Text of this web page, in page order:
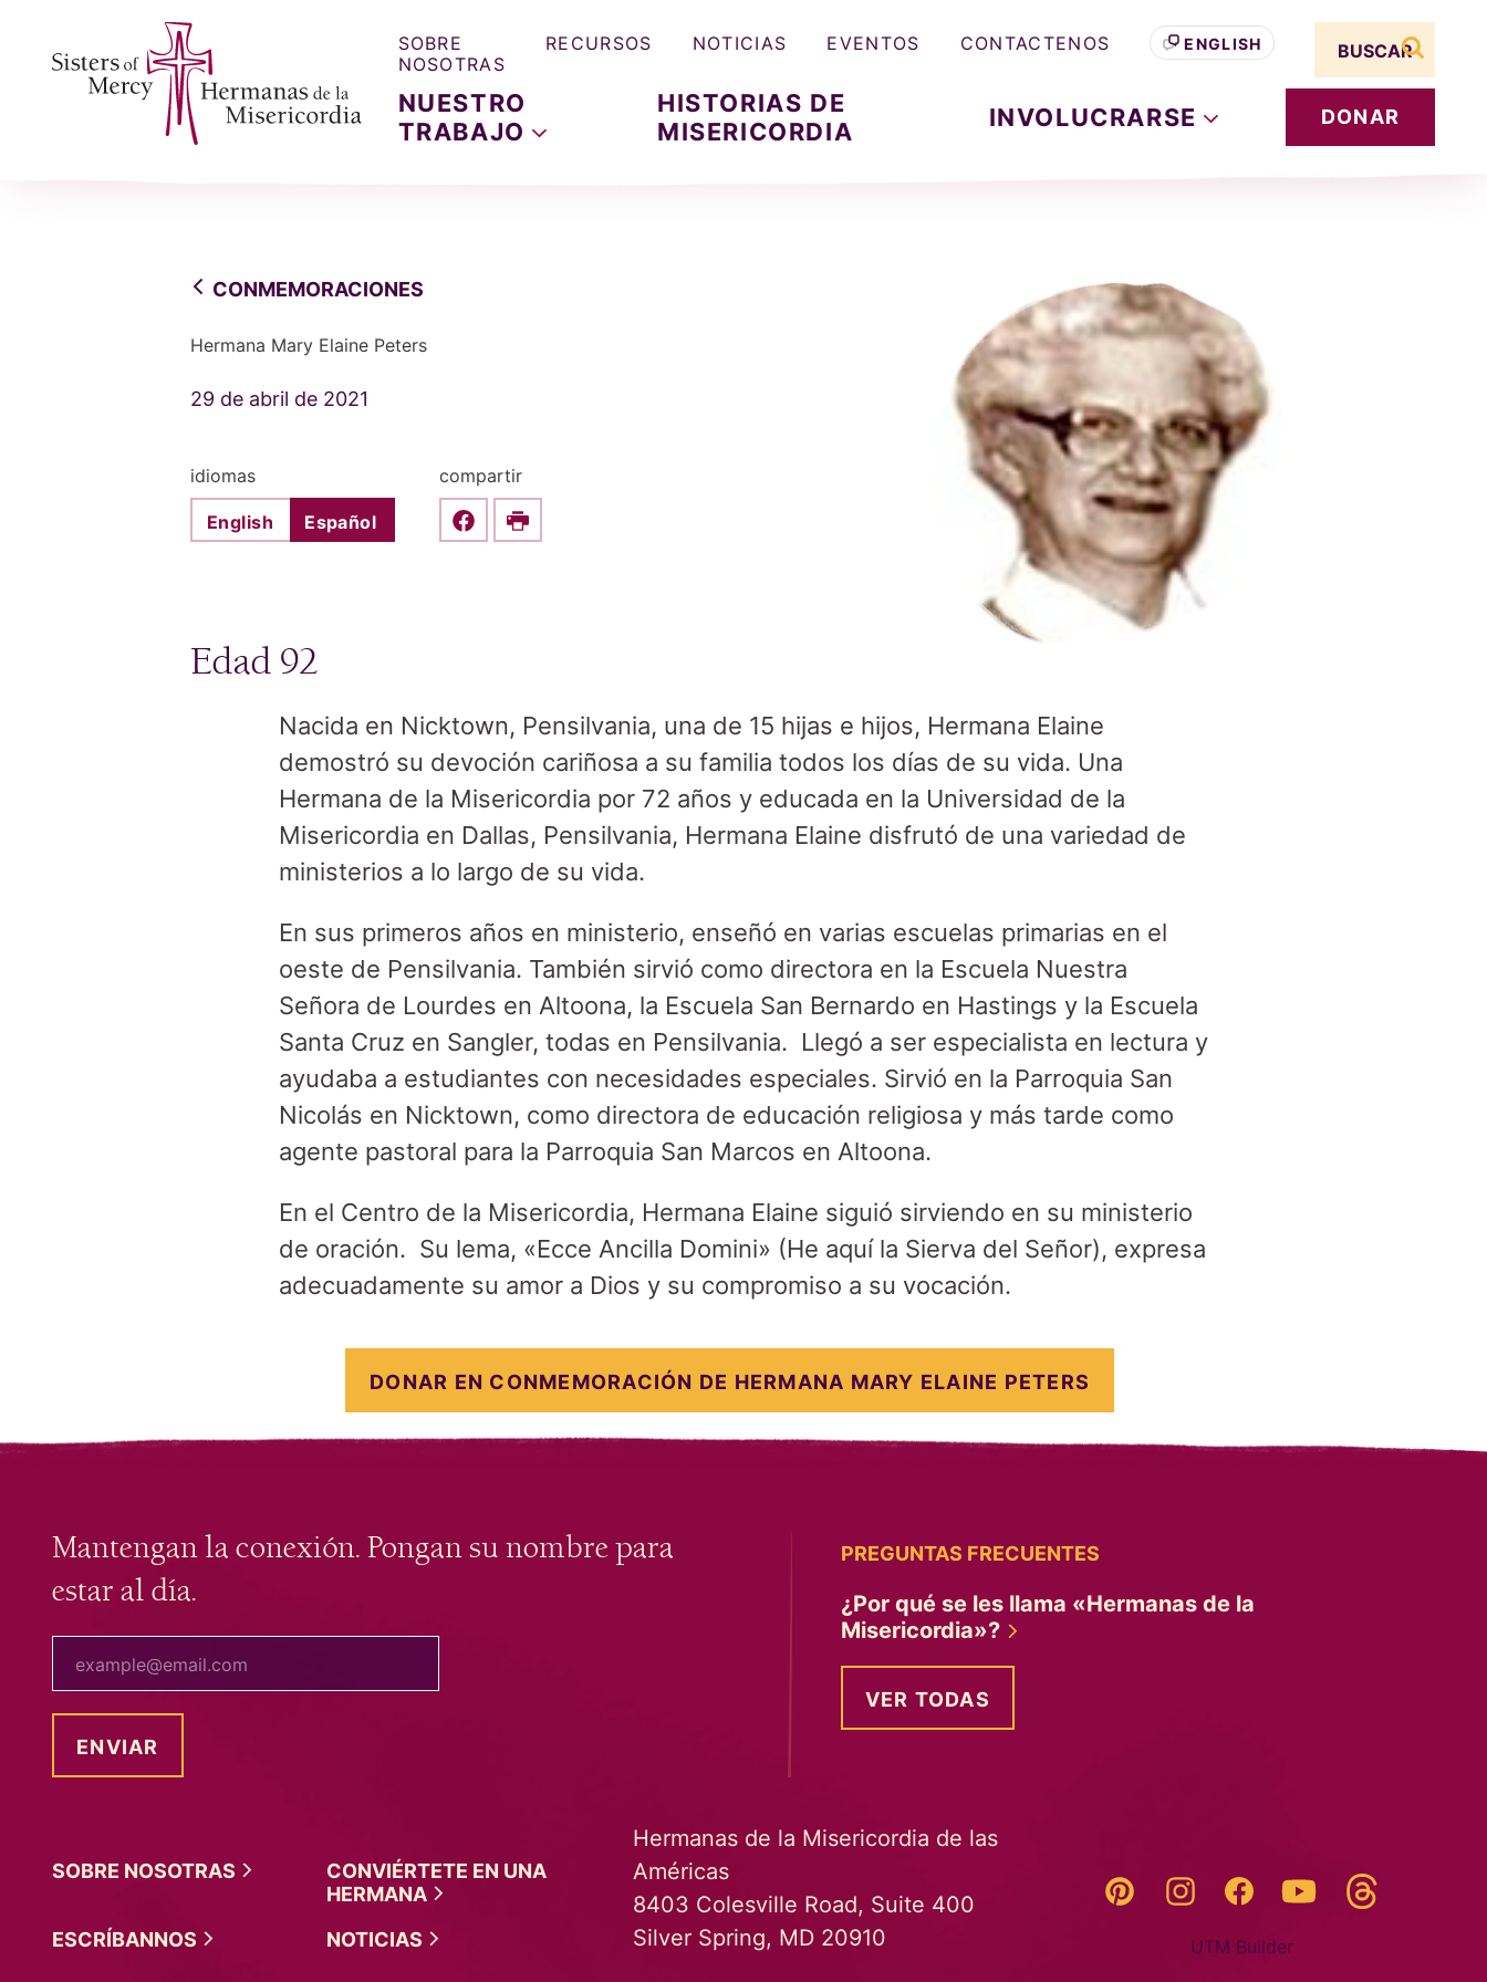
NUESTRO
TRABAJO
HISTORIAS DE
MISERICORDIA
INVOLUCRARSE DONAR
SOBRE
NOSOTRAS
RECURSOS NOTICIAS EVENTOS CONTACTENOS ENGLISH
Search term
buscar
CONMEMORACIONES
Hermana Mary Elaine Peters
29 de abril de 2021
idiomas
English Español
compartir
Share this on Facebook
Print
Edad 92
Nacida en Nicktown, Pensilvania, una de 15 hijas e hijos, Hermana Elaine
demostró su devoción cariñosa a su familia todos los días de su vida. Una
Hermana de la Misericordia por 72 años y educada en la Universidad de la
Misericordia en Dallas, Pensilvania, Hermana Elaine disfrutó de una variedad de
ministerios a lo largo de su vida.
En sus primeros años en ministerio, enseñó en varias escuelas primarias en el
oeste de Pensilvania. También sirvió como directora en la Escuela Nuestra
Señora de Lourdes en Altoona, la Escuela San Bernardo en Hastings y la Escuela
Santa Cruz en Sangler, todas en Pensilvania. Llegó a ser especialista en lectura y
ayudaba a estudiantes con necesidades especiales. Sirvió en la Parroquia San
Nicolás en Nicktown, como directora de educación religiosa y más tarde como
agente pastoral para la Parroquia San Marcos en Altoona.
En el Centro de la Misericordia, Hermana Elaine siguió sirviendo en su ministerio
de oración. Su lema, «Ecce Ancilla Domini» (He aquí la Sierva del Señor), expresa
adecuadamente su amor a Dios y su compromiso a su vocación.
DONAR EN CONMEMORACIÓN DE HERMANA MARY ELAINE PETERS
Mantengan la conexión. Pongan su nombre para
estar al día.
PREGUNTAS FRECUENTES
¿Por qué se les llama «Hermanas de la
Misericordia»?
VER TODAS
SOBRE NOSOTRAS
CONVIÉRTETE EN UNA
HERMANA
ESCRÍBANNOS
NOTICIAS
Hermanas de la Misericordia de las
Américas
8403 Colesville Road, Suite 400
Silver Spring, MD 20910
Pinterest InstagramFacebookYouTube
UTM Builder